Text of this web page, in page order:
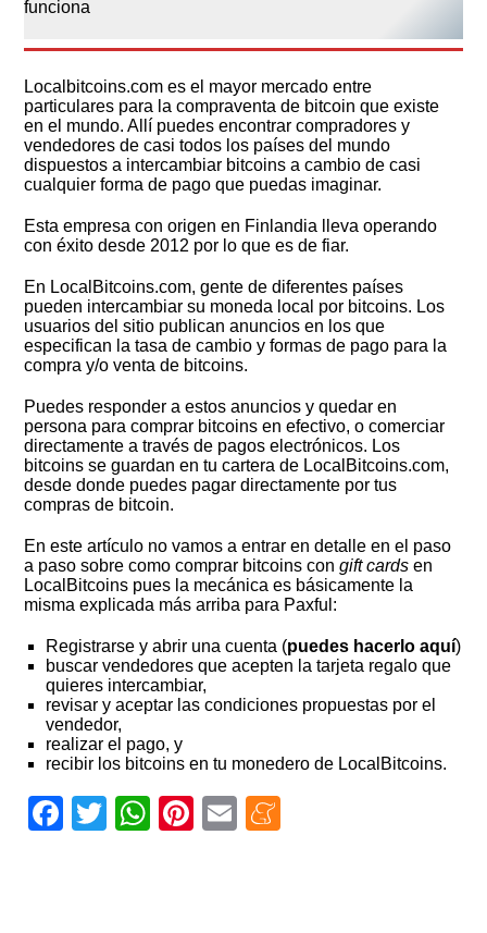
funciona
Localbitcoins.com es el mayor mercado entre
particulares para la compraventa de bitcoin que existe
en el mundo. Allí puedes encontrar compradores y
vendedores de casi todos los países del mundo
dispuestos a intercambiar bitcoins a cambio de casi
cualquier forma de pago que puedas imaginar.
Esta empresa con origen en Finlandia lleva operando
con éxito desde 2012 por lo que es de fiar.
En LocalBitcoins.com, gente de diferentes países
pueden intercambiar su moneda local por bitcoins. Los
usuarios del sitio publican anuncios en los que
especifican la tasa de cambio y formas de pago para la
compra y/o venta de bitcoins.
Puedes responder a estos anuncios y quedar en
persona para comprar bitcoins en efectivo, o comerciar
directamente a través de pagos electrónicos. Los
bitcoins se guardan en tu cartera de LocalBitcoins.com,
desde donde puedes pagar directamente por tus
compras de bitcoin.
En este artículo no vamos a entrar en detalle en el paso
a paso sobre como comprar bitcoins congift cards en
LocalBitcoins pues la mecánica es básicamente la
misma explicada más arriba para Paxful:
Registrarse y abrir una cuenta (puedes hacerlo aquí)
buscar vendedores que acepten la tarjeta regalo que
quieres intercambiar,
revisar y aceptar las condiciones propuestas por el
vendedor,
realizar el pago, y
recibir los bitcoins en tu monedero de LocalBitcoins.
Facebook
Twitter
WhatsApp
Pinterest
Email